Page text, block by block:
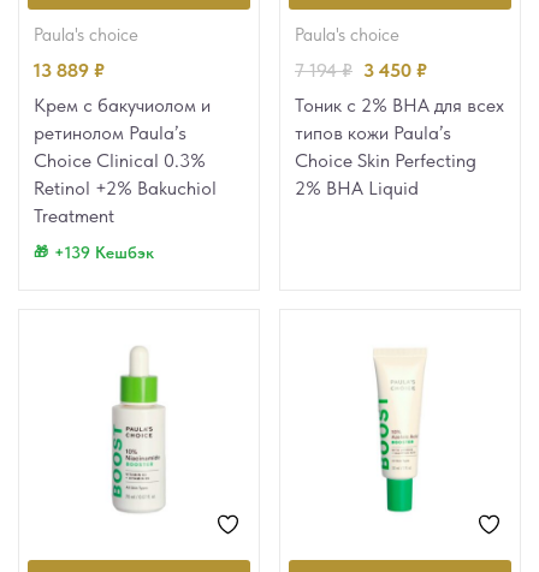
paula's choice
13 889 ₽
Крем с бакучиолом и
ретинолом Paula’s
Choice Clinical 0.3%
Retinol +2% Bakuchiol
Treatment
+139 Кешбэк
paula's choice
7 194₽ 3 450 ₽
Тоник с 2% BHA для всех
типов кожи Paula’s
Choice Skin Perfecting
2% BHA Liquid